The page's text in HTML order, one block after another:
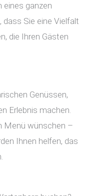
eines ganzen
dass Sie eine Vielfalt
die Ihren Gästen
Genüssen,
Erlebnis machen.
Menü wünschen –
Ihnen helfen, das